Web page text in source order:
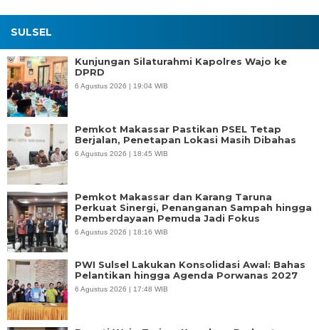
SULSEL
Kunjungan Silaturahmi Kapolres Wajo ke
DPRD
6 Agustus 2026 | 19:04 WIB
Pemkot Makassar Pastikan PSEL Tetap
Berjalan, Penetapan Lokasi Masih Dibahas
6 Agustus 2026 | 18:45 WIB
Pemkot Makassar dan Karang Taruna
Perkuat Sinergi, Penanganan Sampah hingga
Pemberdayaan Pemuda Jadi Fokus
6 Agustus 2026 | 18:16 WIB
PWI Sulsel Lakukan Konsolidasi Awal: Bahas
Pelantikan hingga Agenda Porwanas 2027
6 Agustus 2026 | 17:48 WIB